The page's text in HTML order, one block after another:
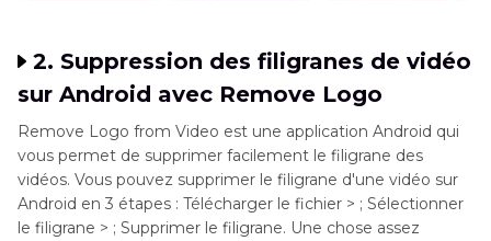
2. Suppression des filigranes de vidéo
sur Android avec Remove Logo
Remove Logo from Video est une application Android qui
vous permet de supprimer facilement le filigrane des
vidéos. Vous pouvez supprimer le filigrane d'une vidéo sur
Android en 3 étapes : Télécharger le fichier > ; Sélectionner
le filigrane > ; Supprimer le filigrane. Une chose assez